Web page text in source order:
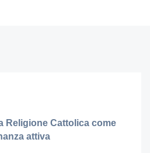
Religione Cattolica come
attiva